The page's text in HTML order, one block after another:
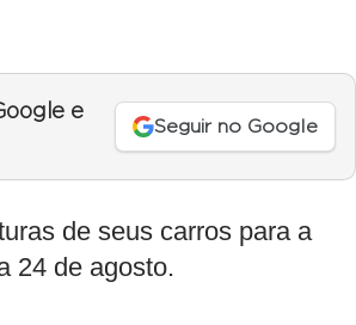
e
Seguir no Google
de seus carros para a
24 de agosto.